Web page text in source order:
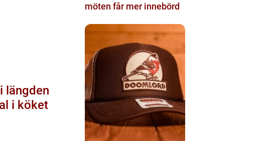
längden
i köket
möten får mer innebörd